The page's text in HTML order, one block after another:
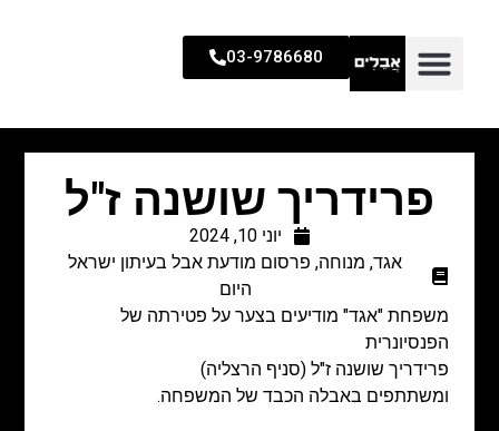
03-9786680
פרידריך שושנה ז"ל
יוני 10, 2024
אגד, מנוחה, פרסום מודעת אבל בעיתון ישראל
היום
משפחת "אגד" מודיעים בצער על פטירתה של
הפנסיונרית
פרידריך שושנה ז"ל (סניף הרצליה)
ומשתתפים באבלה הכבד של המשפחה.